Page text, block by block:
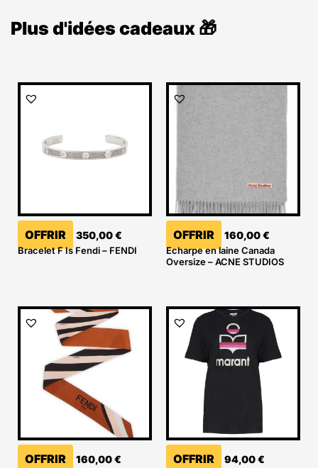
Plus d'idées cadeaux 🎁
OFFRIR 350,00€
Bracelet F Is Fendi – FENDI
OFFRIR 160,00€
Echarpe en laine Canada
Oversize – ACNE STUDIOS
OFFRIR 160,00€ OFFRIR 94,00€